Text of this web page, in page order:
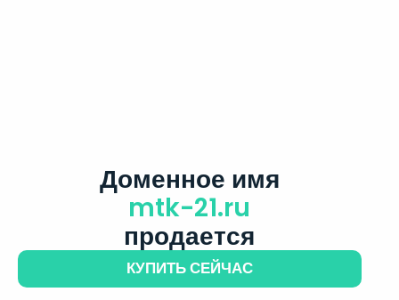
Доменное имя
mtk-21.ru
продается
КУПИТЬ СЕЙЧАС